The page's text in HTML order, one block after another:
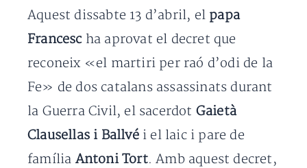
Aquest dissabte 13 d’abril, el papa
Francescha aprovat el decret que
reconeix «el martiri per raó d’odi de la
Fe» de dos catalans assassinats durant
la Guerra Civil, el sacerdot Gaietà
Clausellas i Ballvéi el laic i pare de
família Antoni Tort. Amb aquest decret,